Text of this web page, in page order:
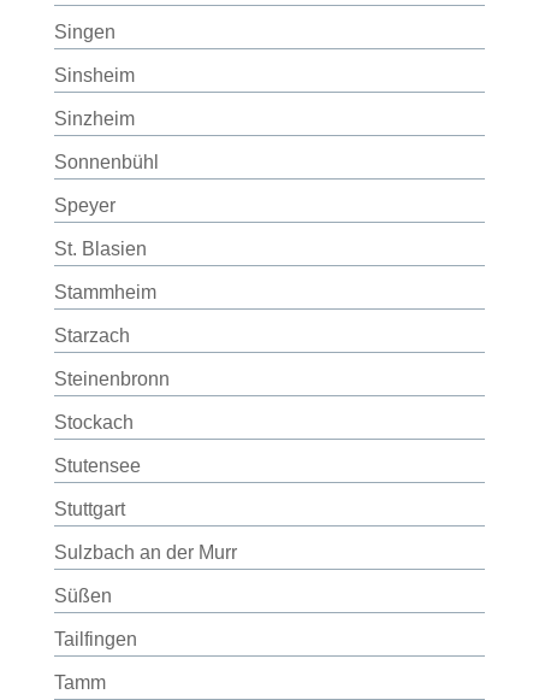
Singen
Sinsheim
Sinzheim
Sonnenbühl
Speyer
St. Blasien
Stammheim
Starzach
Steinenbronn
Stockach
Stutensee
Stuttgart
Sulzbach an der Murr
Süßen
Tailfingen
Tamm